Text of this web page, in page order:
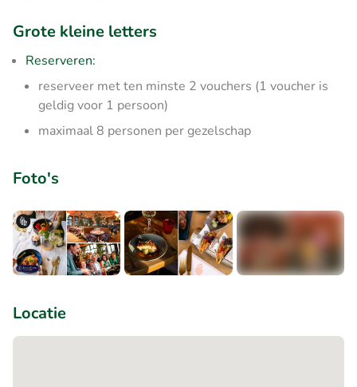
Grote kleine letters
Reserveren:
reserveer met ten minste 2 vouchers (1 voucher is
geldig voor 1 persoon)
maximaal 8 personen per gezelschap
Foto's
Locatie